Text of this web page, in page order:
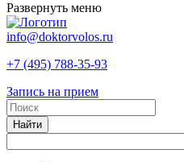
Развернуть меню
info@doktorvolos.ru
+7 (495) 788-35-93
Запись на прием